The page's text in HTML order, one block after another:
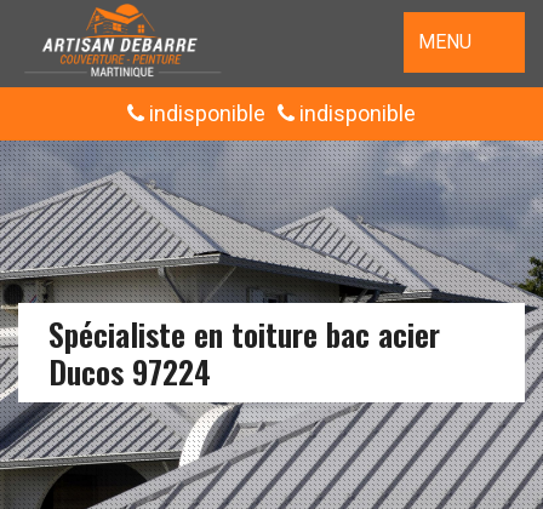
MENU
indisponible indisponible
Spécialiste en toiture bac acier
Ducos 97224